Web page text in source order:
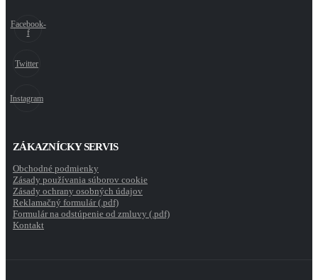
Facebook-
f
Twitter
Instagram
ZÁKAZNÍCKY SERVIS
Obchodné podmienky
Zásady používania súborov cookie
Zásady ochrany osobných údajov
Reklamačný formulár (.pdf)
Formulár na odstúpenie od zmluvy (.pdf)
Kontakt